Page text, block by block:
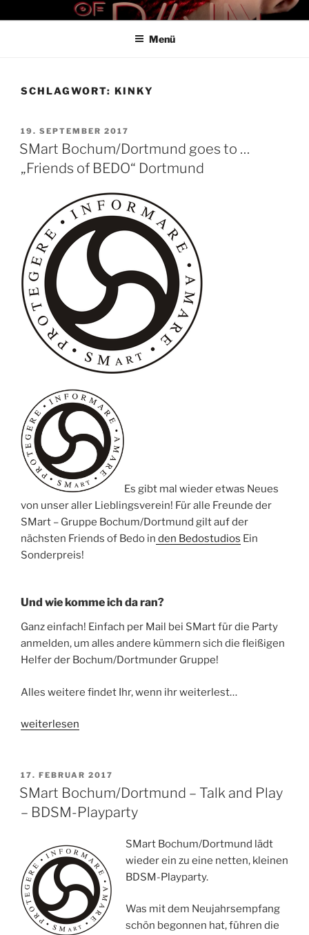
InhaltTHE ART OF PAIN
Der Blog für BDSM und Kinky Lifestyle
Menü
SCHLAGWORT: KINKY
VERÖFFENTLICHT
AM
19. SEPTEMBER 2017
SMart Bochum/Dortmund goes to …
„Friends of BEDO“ Dortmund
Es gibt mal wieder etwas Neues
von unser aller Lieblingsverein! Für alle Freunde der
SMart – Gruppe Bochum/Dortmund gilt auf der
nächsten Friends of Bedo in den Bedostudios Ein
Sonderpreis!
Und wie komme ich da ran?
Ganz einfach! Einfach per Mail bei SMart für die Party
anmelden, um alles andere kümmern sich die fleißigen
Helfer der Bochum/Dortmunder Gruppe!
Alles weitere findet Ihr, wenn ihr weiterlest…
„SMart
to
…
„Friends
Dortmund“
weiterlesen
VERÖFFENTLICHT
AM
17. FEBRUAR 2017
SMart Bochum/Dortmund – Talk and Play
– BDSM-Playparty
SMart Bochum/Dortmund lädt
wieder ein zu eine netten, kleinen
BDSM-Playparty.
Was mit dem Neujahrsempfang
schön begonnen hat, führen die